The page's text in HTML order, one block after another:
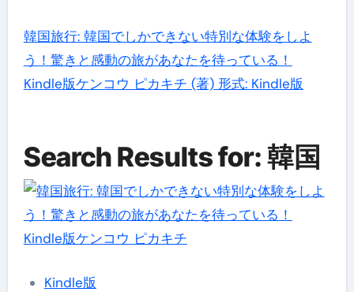
韓国旅行: 韓国でしかできない特別な体験をしよ
う！驚きと感動の旅があなたを待っている！
Kindle版ケンコウ ピカキチ (著) 形式: Kindle版
Search Results for: 韓国
Kindle版